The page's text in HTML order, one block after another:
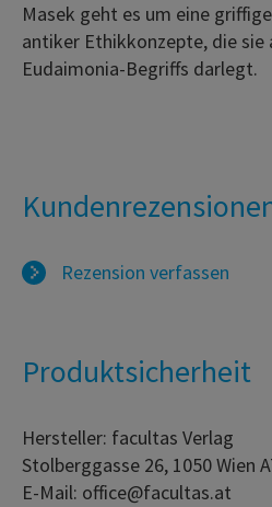
Masek geht es um eine
antiker Ethikkonzepte, die
Eudaimonia-Begriffs darlegt.
Rezension verfassen
Produktsicherheit
Hersteller: facultas Verlag
Stolberggasse 26, 1050 Wien
E-Mail: office@facultas.at